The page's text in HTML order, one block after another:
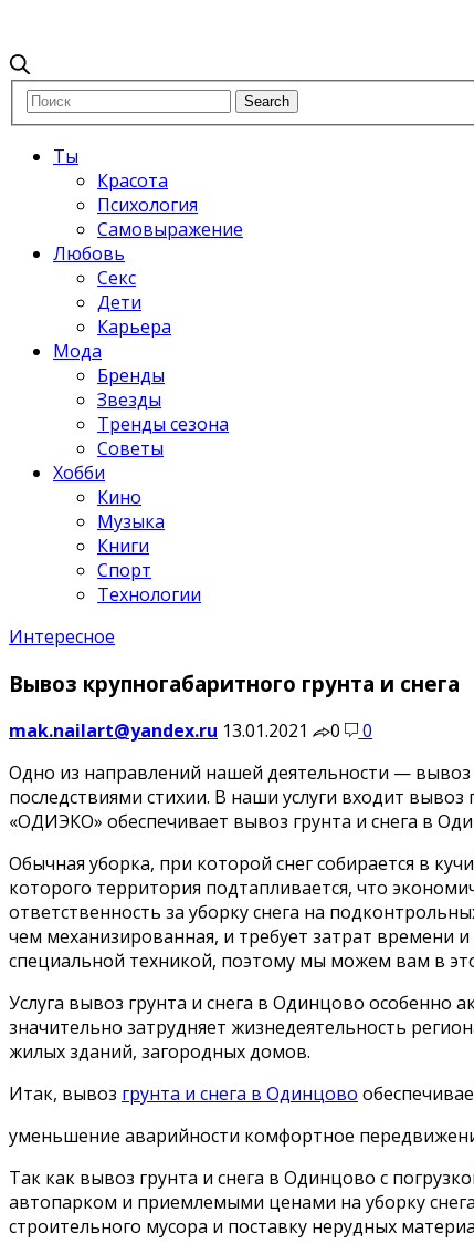
Ты
Красота
Психология
Самовыражение
Любовь
Секс
Дети
Карьера
Мода
Бренды
Звезды
Тренды сезона
Советы
Хобби
Кино
Музыка
Книги
Спорт
Технологии
Интересное
Вывоз крупногабаритного грунта и снега
mak.nailart@yandex.ru 13.01.2021 0
0
Одно из направлений нашей деятельности — вывоз
последствиями стихии. В наши услуги входит
«ОДИЭКО» обеспечивает вывоз грунта и снега в
Обычная уборка, при которой снег собирается в
которого территория подтапливается, что
ответственность за уборку снега на
чем механизированная, и требует затрат времени
специальной техникой, поэтому мы можем вам в
Услуга вывоз грунта и снега в Одинцово особенно
значительно затрудняет жизнедеятельность
жилых зданий, загородных домов.
Итак, вывоз грунта и снега в Одинцово
уменьшение аварийности комфортное
Так как вывоз грунта и снега в Одинцово с
автопарком и приемлемыми ценами на уборку
строительного мусора и поставку нерудных